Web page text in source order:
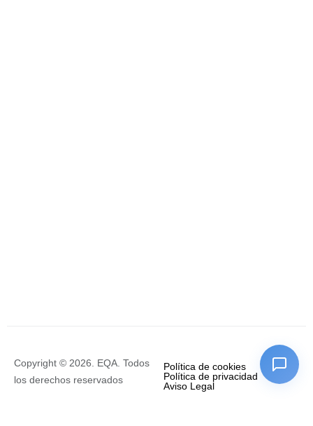
Copyright © 2026. EQA. Todos
los derechos reservados
Política de cookies
Política de privacidad
Aviso Legal